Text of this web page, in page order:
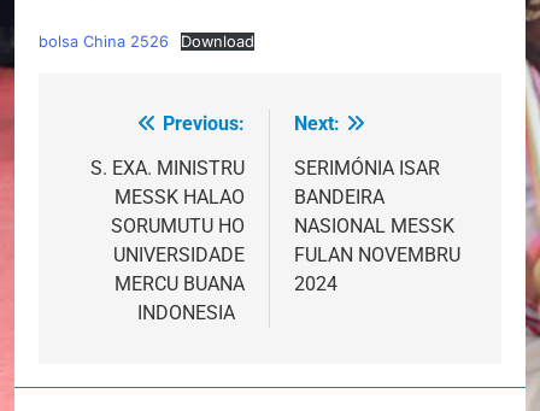
bolsa China 2526 Download
navigation
Previous:
S. EXA. MINISTRU
MESSK HALAO
SORUMUTU HO
UNIVERSIDADE
MERCU BUANA
INDONESIA
Next:
SERIMÓNIA ISAR
BANDEIRA
NASIONAL MESSK
FULAN NOVEMBRU
2024